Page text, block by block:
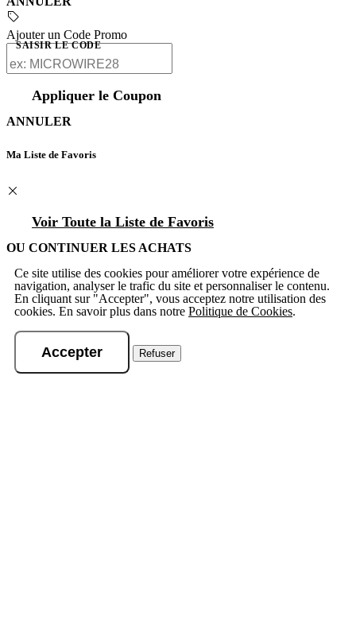
Ajouter un Code Promo
SAISIR LE CODE
Appliquer le Coupon
ANNULER
Ma Liste de Favoris
Voir Toute la Liste de Favoris
OU CONTINUER LES ACHATS
Ce site utilise des cookies pour améliorer votre expérience de
navigation, analyser le trafic du site et personnaliser le contenu.
En cliquant sur "Accepter", vous acceptez notre utilisation des
cookies. En savoir plus dans notre Politique de Cookies.
Accepter Refuser